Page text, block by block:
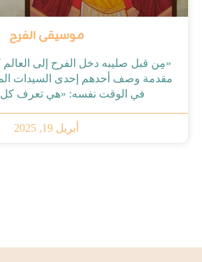
موسيقى الفرح
«مِن قبل صليبه دخل الفرح إلى العالم
مقدمة وصف أحدهم إحدى السيدات
في الوقت نفسه: «هي تعرف كل
أبريل 19, 2025